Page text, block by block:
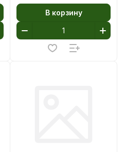
В корзину